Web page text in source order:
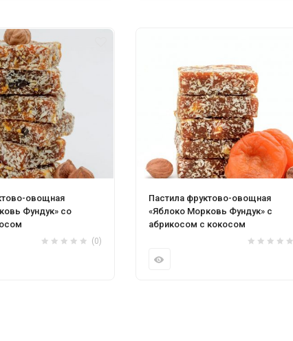
овощная
Фундук» со
(0)
Пастила фруктово-овощная
«Яблоко Морковь Фундук» с
абрикосом с кокосом